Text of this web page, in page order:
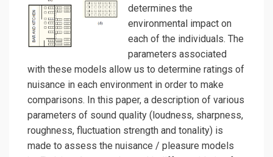
determines the
environmental impact on
each of the individuals. The
parameters associated
with these models allow us to determine ratings of
nuisance in each environment in order to make
comparisons. In this paper, a description of various
parameters of sound quality (loudness, sharpness,
roughness, fluctuation strength and tonality) is
made to assess the nuisance / pleasure models